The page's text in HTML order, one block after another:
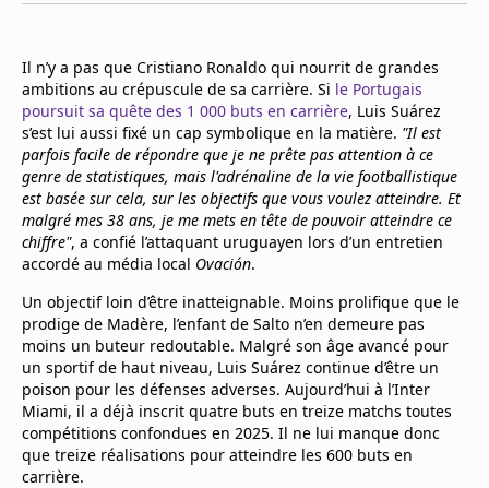
notifications
Grille TV
beINSPIRED
CGU
Mentions légales
Cookies
Protection des données
Paramétrer mon consentement
Il n’y a pas que Cristiano Ronaldo qui nourrit de grandes
ambitions au crépuscule de sa carrière. Si le Portugais
poursuit sa quête des 1 000 buts en carrière, Luis Suárez
s’est lui aussi fixé un cap symbolique en la matière. "Il est
parfois facile de répondre que je ne prête pas attention à ce
genre de statistiques, mais l'adrénaline de la vie footballistique
est basée sur cela, sur les objectifs que vous voulez atteindre. Et
malgré mes 38 ans, je me mets en tête de pouvoir atteindre ce
chiffre", a confié l’attaquant uruguayen lors d’un entretien
accordé au média local Ovación.
Un objectif loin d’être inatteignable. Moins prolifique que le
prodige de Madère, l’enfant de Salto n’en demeure pas
moins un buteur redoutable. Malgré son âge avancé pour
un sportif de haut niveau, Luis Suárez continue d’être un
poison pour les défenses adverses. Aujourd’hui à l’Inter
Miami, il a déjà inscrit quatre buts en treize matchs toutes
compétitions confondues en 2025. Il ne lui manque donc
que treize réalisations pour atteindre les 600 buts en
carrière.